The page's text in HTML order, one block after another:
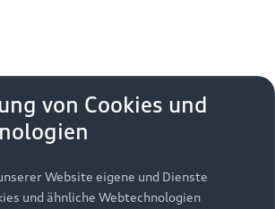
Zurück nach oben
von Cookies und
Website eigene und Dienste
und ähnliche Webtechnologien